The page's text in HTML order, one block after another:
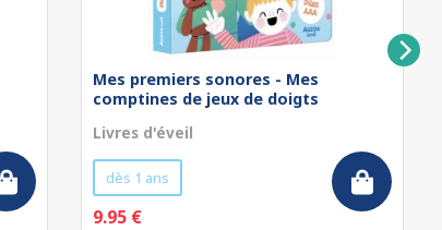
Mes premiers sonores - Mes
comptines de jeux de doigts
Livres d'éveil
dès 1 ans
9.95 €